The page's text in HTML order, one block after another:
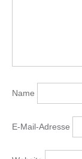
Name
E-Mail-Adresse